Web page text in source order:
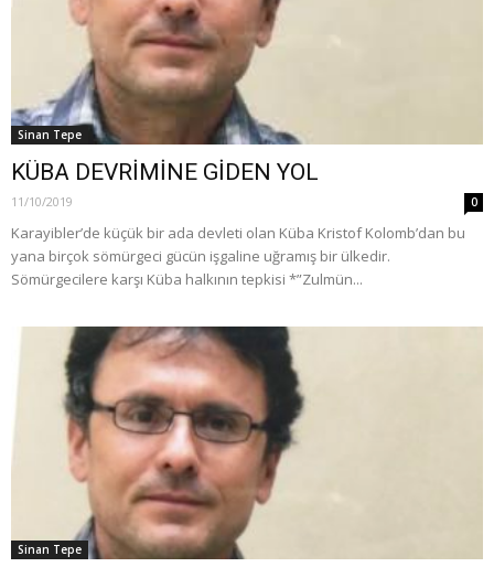
Sinan Tepe
KÜBA DEVRİMİNE GİDEN YOL
11/10/2019 0
Karayibler’de küçük bir ada devleti olan Küba Kristof Kolomb’dan bu
yana birçok sömürgeci gücün işgaline uğramış bir ülkedir.
Sömürgecilere karşı Küba halkının tepkisi *”Zulmün...
Sinan Tepe